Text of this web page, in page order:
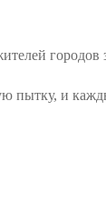
пытку, и